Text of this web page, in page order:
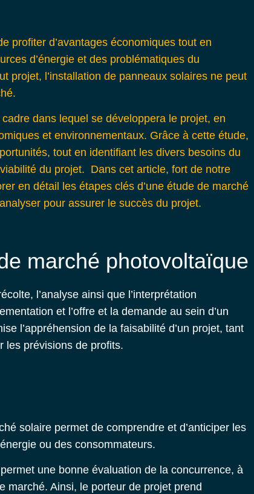
profiter d’avantages économiques tout en
d’énergie et des problématiques du
projet, l’installation de panneaux solaires ne peut
dans lequel se développera le projet, en
et environnementaux. Grâce à cette étude,
tout en identifiant les divers besoins du
du projet. Dans cet article, fort de notre
en détail les étapes clés d’une étude de marché
pour assurer le succès du projet.
marché photovoltaïque
l’analyse ainsi que l’interprétation
et l’offre et la demande au sein d’un
l’appréhension de la faisabilité d’un projet, tant
les prévisions de profits.
solaire permet de comprendre et d’anticiper les
ou des consommateurs.
une bonne évaluation de la concurrence, à
marché. Ainsi, le porteur de projet prend